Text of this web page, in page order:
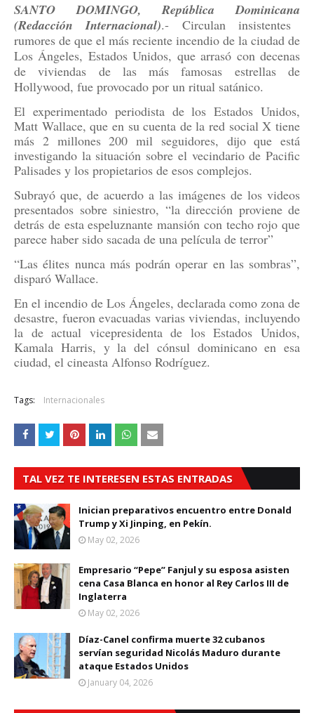
SANTO DOMINGO, República Dominicana
(Redacción Internacional).- Circulan insistentes
rumores de que el más reciente incendio de la ciudad de
Los Ángeles, Estados Unidos, que arrasó con decenas
de viviendas de las más famosas estrellas de
Hollywood, fue provocado por un ritual satánico.
El experimentado periodista de los Estados Unidos,
Matt Wallace, que en su cuenta de la red social X tiene
más 2 millones 200 mil seguidores, dijo que está
investigando la situación sobre el vecindario de Pacific
Palisades y los propietarios de esos complejos.
Subrayó que, de acuerdo a las imágenes de los videos
presentados sobre siniestro, “la dirección proviene de
detrás de esta espeluznante mansión con techo rojo que
parece haber sido sacada de una película de terror”
“Las élites nunca más podrán operar en las sombras”,
disparó Wallace.
En el incendio de Los Ángeles, declarada como zona de
desastre, fueron evacuadas varias viviendas, incluyendo
la de actual vicepresidenta de los Estados Unidos,
Kamala Harris, y la del cónsul dominicano en esa
ciudad, el cineasta Alfonso Rodríguez.
Tags: Internacionales
TAL VEZ TE INTERESEN ESTAS ENTRADAS
Inician preparativos encuentro entre Donald
Trump y Xi Jinping, en Pekín.
May 02, 2026
Empresario “Pepe” Fanjul y su esposa asisten
cena Casa Blanca en honor al Rey Carlos III de
Inglaterra
May 02, 2026
Díaz-Canel confirma muerte 32 cubanos
servían seguridad Nicolás Maduro durante
ataque Estados Unidos
January 04, 2026